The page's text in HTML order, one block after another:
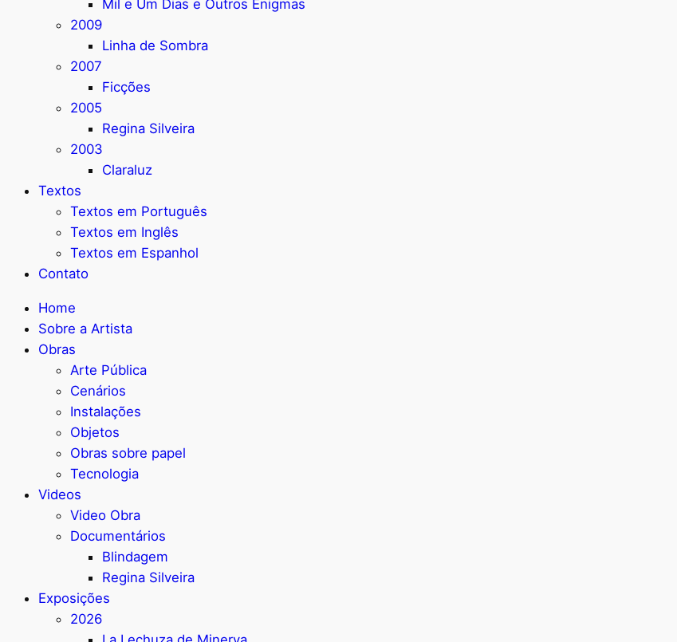
Mil e Um Dias e Outros Enigmas
2009
Linha de Sombra
2007
Ficções
2005
Regina Silveira
2003
Claraluz
Textos
Textos em Português
Textos em Inglês
Textos em Espanhol
Contato
Home
Sobre a Artista
Obras
Arte Pública
Cenários
Instalações
Objetos
Obras sobre papel
Tecnologia
Videos
Video Obra
Documentários
Blindagem
Regina Silveira
Exposições
2026